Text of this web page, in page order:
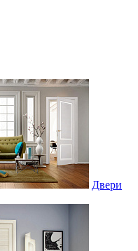
Двери